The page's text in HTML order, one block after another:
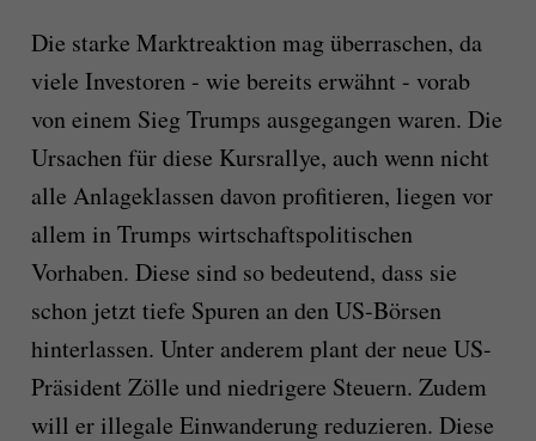
Die starke Marktreaktion mag überraschen, da
viele Investoren - wie bereits erwähnt - vorab
von einem Sieg Trumps ausgegangen waren. Die
Ursachen für diese Kursrallye, auch wenn nicht
alle Anlageklassen davon profitieren, liegen vor
allem in Trumps wirtschaftspolitischen
Vorhaben. Diese sind so bedeutend, dass sie
schon jetzt tiefe Spuren an den US-Börsen
hinterlassen. Unter anderem plant der neue US-
Präsident Zölle und niedrigere Steuern. Zudem
will er illegale Einwanderung reduzieren. Diese